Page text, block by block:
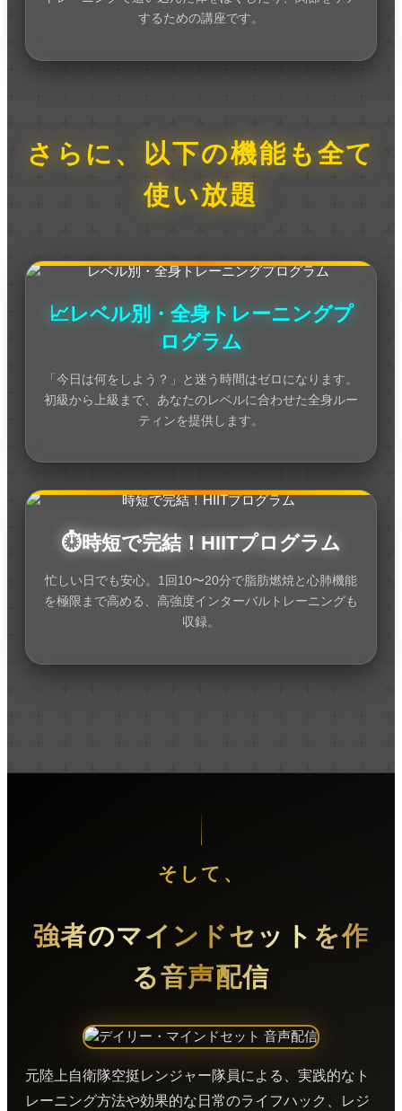
するための講座です。
さらに、以下の機能も全て
使い放題
📈レベル別・全身トレーニングプ
ログラム
「今日は何をしよう？」と迷う時間はゼロになります。
初級から上級まで、あなたのレベルに合わせた全身ルー
ティンを提供します。
⏱️時短で完結！HIITプログラム
忙しい日でも安心。1回10〜20分で脂肪燃焼と心肺機能
を極限まで高める、高強度インターバルトレーニングも
収録。
そして、
強者のマインドセットを作
る音声配信
元陸上自衛隊空挺レンジャー隊員による、実践的なト
レーニング方法や効果的な日常のライフハック、レジ